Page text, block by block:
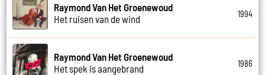
Raymond Van Het Groenewoud
Het ruisen van de wind
1994
Raymond Van Het Groenewoud
Het spek is aangebrand
1986